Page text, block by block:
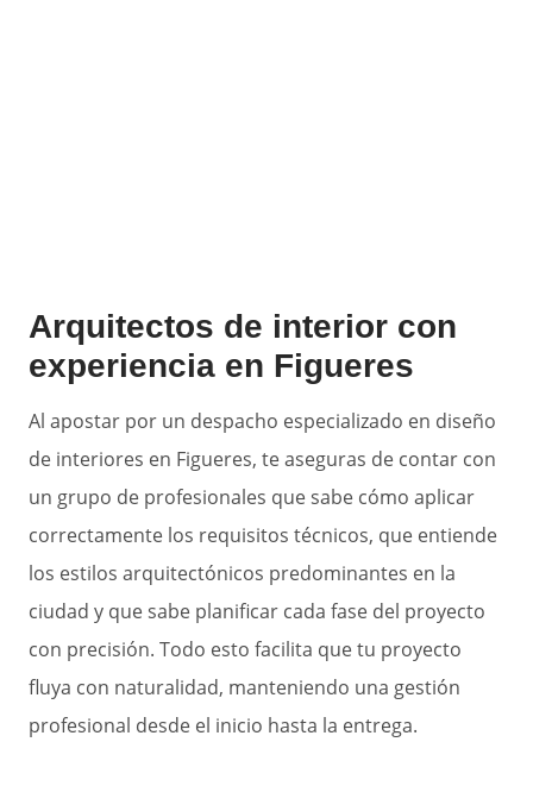
Arquitectos de interior con
experiencia en Figueres
Al apostar por un despacho especializado en diseño
de interiores en Figueres, te aseguras de contar con
un grupo de profesionales que sabe cómo aplicar
correctamente los requisitos técnicos, que entiende
los estilos arquitectónicos predominantes en la
ciudad y que sabe planificar cada fase del proyecto
con precisión. Todo esto facilita que tu proyecto
fluya con naturalidad, manteniendo una gestión
profesional desde el inicio hasta la entrega.